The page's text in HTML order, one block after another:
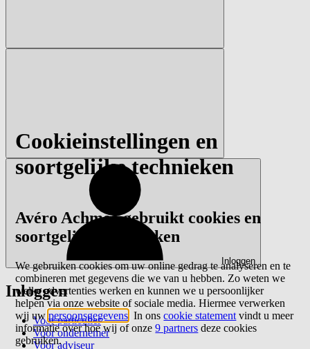
Inloggen
Inloggen
Voor particulier
Voor ondernemer
Voor adviseur
Cookieinstellingen en
soortgelijke technieken
Avéro Achmea gebruikt cookies en
soortgelijke technieken
We gebruiken cookies om uw online gedrag te analyseren en te
combineren met gegevens die we van u hebben. Zo weten we
welke advertenties werken en kunnen we u persoonlijker
helpen via onze website of sociale media. Hiermee verwerken
wij uwpersoonsgegevens . In onscookie statement vindt u meer
informatie over hoe wij of onze9 partners deze cookies
gebruiken.